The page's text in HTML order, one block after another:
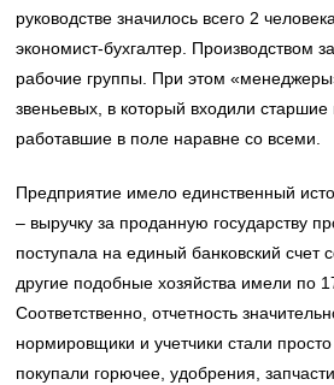
руководстве значилось всего 2
экономист-бухгалтер. Производством
рабочие группы. При этом
звеньевых, в который входили старшие
работавшие в поле наравне со всеми.
Предприятие имело единственный
– выручку за проданную государству
поступала на единый банковский счет
другие подобные хозяйства имели по
Соответственно, отчетность
нормировщики и учетчики стали
покупали горючее, удобрения,